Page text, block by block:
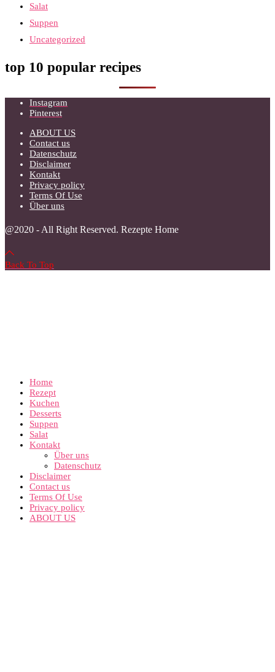
Salat
Suppen
Uncategorized
top 10 popular recipes
Instagram
Pinterest
ABOUT US
Contact us
Datenschutz
Disclaimer
Kontakt
Privacy policy
Terms Of Use
Über uns
@2020 - All Right Reserved. Rezepte Home
Back To Top
Home
Rezept
Kuchen
Desserts
Suppen
Salat
Kontakt
Über uns
Datenschutz
Disclaimer
Contact us
Terms Of Use
Privacy policy
ABOUT US